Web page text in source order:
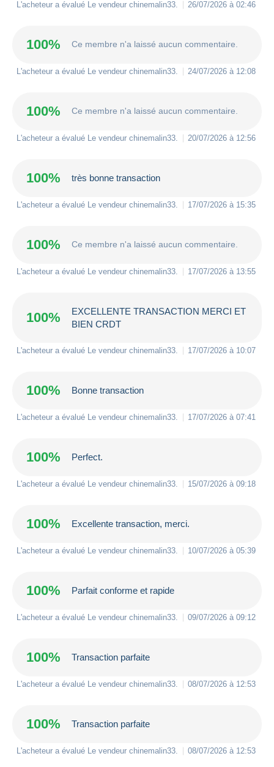
L'acheteur a évalué Le vendeur chinemalin33 26/07/2026 à 02:46
100% Ce membre n'a laissé aucun commentaire.
L'acheteur a évalué Le vendeur chinemalin33 24/07/2026 à 12:08
100% Ce membre n'a laissé aucun commentaire.
L'acheteur a évalué Le vendeur chinemalin33 20/07/2026 à 12:56
100% très bonne transaction
L'acheteur a évalué Le vendeur chinemalin33 17/07/2026 à 15:35
100% Ce membre n'a laissé aucun commentaire.
L'acheteur a évalué Le vendeur chinemalin33 17/07/2026 à 13:55
100%
EXCELLENTE TRANSACTION MERCI ET
BIEN CRDT
L'acheteur a évalué Le vendeur chinemalin33 17/07/2026 à 10:07
100% Bonne transaction
L'acheteur a évalué Le vendeur chinemalin33 17/07/2026 à 07:41
100% Perfect.
L'acheteur a évalué Le vendeur chinemalin33 15/07/2026 à 09:18
100% Excellente transaction, merci.
L'acheteur a évalué Le vendeur chinemalin33 10/07/2026 à 05:39
100% Parfait conforme et rapide
L'acheteur a évalué Le vendeur chinemalin33 09/07/2026 à 09:12
100% Transaction parfaite
L'acheteur a évalué Le vendeur chinemalin33 08/07/2026 à 12:53
100% Transaction parfaite
L'acheteur a évalué Le vendeur chinemalin33 08/07/2026 à 12:53